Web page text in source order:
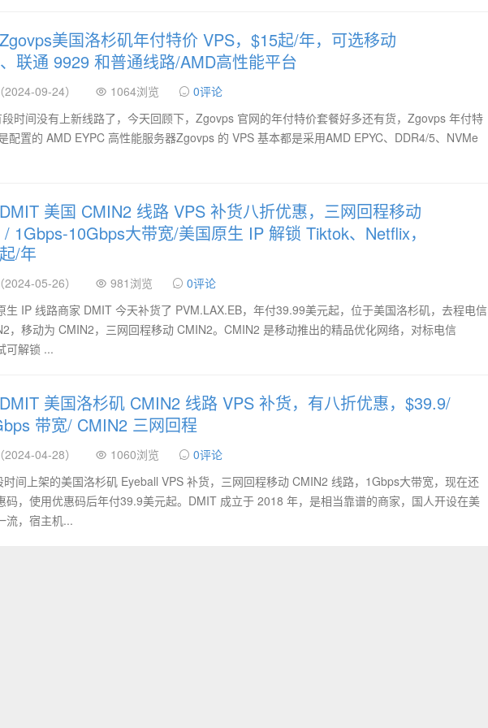
Zgovps美国洛杉矶年付特价 VPS，$15起/年，可选移动
联通 9929 和普通线路/AMD高性能平台
09-24） 1064浏览
0评论
时间没有上新线路了，今天回顾下，Zgovps 官网的年付特价套餐好多还有货，Zgovps 年付特
配置的 AMD EYPC 高性能服务器Zgovps 的 VPS 基本都是采用AMD EPYC、DDR4/5、NVMe
DMIT 美国 CMIN2 线路 VPS 补货八折优惠，三网回程移动
1Gbps-10Gbps大带宽/美国原生 IP 解锁 Tiktok、Netflix，
/年
05-26） 981浏览
0评论
生 IP 线路商家 DMIT 今天补货了 PVM.LAX.EB，年付39.99美元起，位于美国洛杉矶，去程电信
，移动为 CMIN2，三网回程移动 CMIN2。CMIN2 是移动推出的精品优化网络，对标电信
可解锁 ...
DMIT 美国洛杉矶 CMIN2 线路 VPS 补货，有八折优惠，$39.9/
带宽/ CMIN2 三网回程
04-28） 1060浏览
0评论
时间上架的美国洛杉矶 Eyeball VPS 补货，三网回程移动 CMIN2 线路，1Gbps大带宽，现在还
码，使用优惠码后年付39.9美元起。DMIT 成立于 2018 年，是相当靠谱的商家，国人开设在美
流，宿主机...